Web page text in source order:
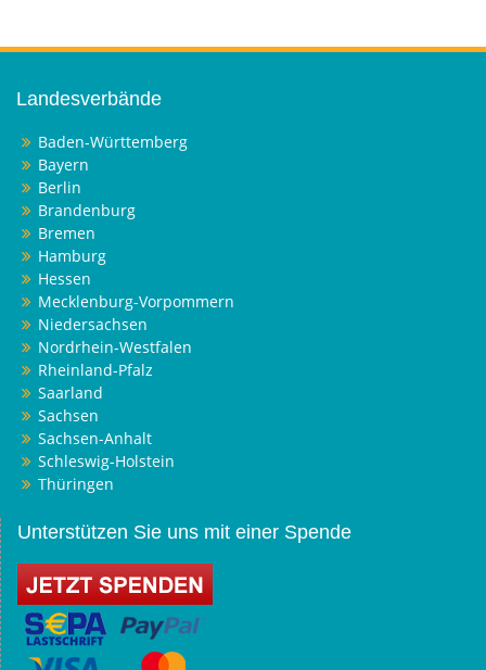
Landesverbände
Baden-Württemberg
Bayern
Berlin
Brandenburg
Bremen
Hamburg
Hessen
Mecklenburg-Vorpommern
Niedersachsen
Nordrhein-Westfalen
Rheinland-Pfalz
Saarland
Sachsen
Sachsen-Anhalt
Schleswig-Holstein
Thüringen
Unterstützen Sie uns mit einer Spende